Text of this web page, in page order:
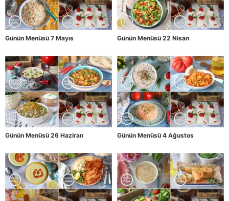
Günün Menüsü 7 Mayıs Günün Menüsü 22 Nisan
Günün Menüsü 26 Haziran Günün Menüsü 4 Ağustos